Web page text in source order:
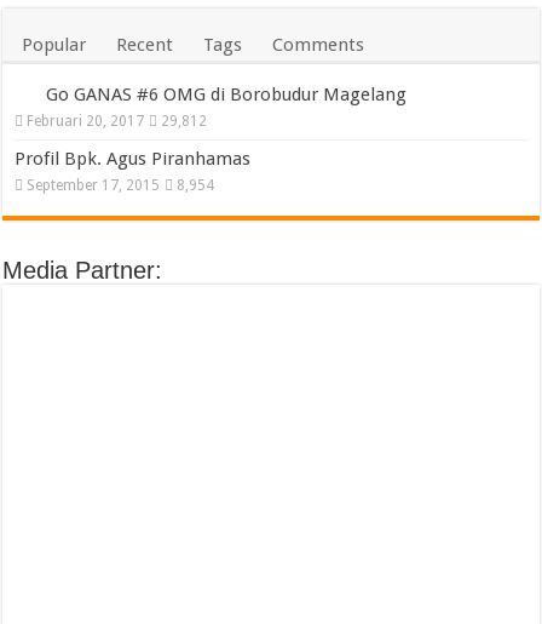
Popular Recent Tags Comments
Go GANAS #6 OMG di Borobudur Magelang
Februari 20, 2017 29,812
Profil Bpk. Agus Piranhamas
September 17, 2015 8,954
Media Partner: